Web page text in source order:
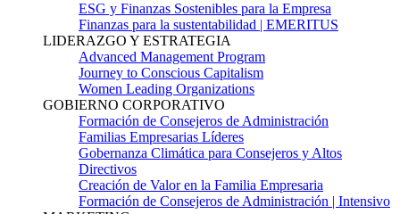
ESG y Finanzas Sostenibles para la Empresa
Finanzas para la sustentabilidad | EMERITUS
LIDERAZGO Y ESTRATEGIA
Advanced Management Program
Journey to Conscious Capitalism
Women Leading Organizations
GOBIERNO CORPORATIVO
Formación de Consejeros de Administración
Familias Empresarias Líderes
Gobernanza Climática para Consejeros y Altos
Directivos
Creación de Valor en la Familia Empresaria
Formación de Consejeros de Administración | Intensivo